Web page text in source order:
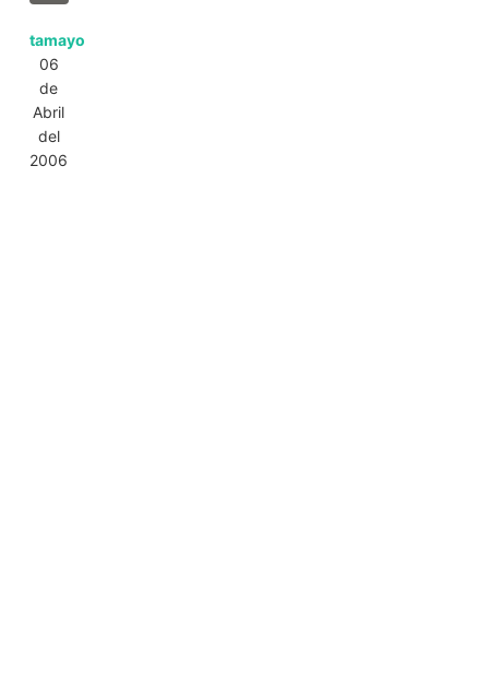
tamayo
06
de
Abril
del
2006